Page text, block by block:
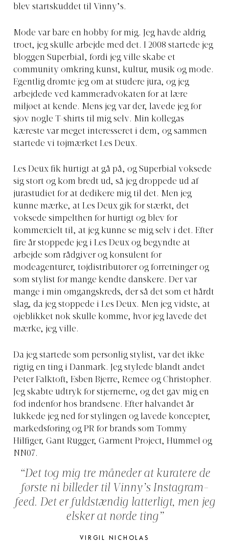
blev startskuddet til Vinny’s.
Mode var bare en hobby for mig. Jeg havde aldrig
troet, jeg skulle arbejde med det. I 2008 startede jeg
bloggen Superbial, fordi jeg ville skabe et
community omkring kunst, kultur, musik og mode.
Egentlig drømte jeg om at studere jura, og jeg
arbejdede ved kammeradvokaten for at lære
miljøet at kende. Mens jeg var der, lavede jeg for
sjov nogle T-shirts til mig selv. Min kollegas
kæreste var meget interesseret i dem, og sammen
startede vi tøjmærket Les Deux.
Les Deux fik hurtigt at gå på, og Superbial voksede
sig stort og kom bredt ud, så jeg droppede ud af
jurastudiet for at dedikere mig til det. Men jeg
kunne mærke, at Les Deux gik for stærkt, det
voksede simpelthen for hurtigt og blev for
kommercielt til, at jeg kunne se mig selv i det. Efter
fire år stoppede jeg i Les Deux og begyndte at
arbejde som rådgiver og konsulent for
modeagenturer, tøjdistributører og forretninger og
som stylist for mange kendte danskere. Der var
mange i min omgangskreds, der så det som et hårdt
slag, da jeg stoppede i Les Deux. Men jeg vidste, at
øjeblikket nok skulle komme, hvor jeg lavede det
mærke, jeg ville.
Da jeg startede som personlig stylist, var det ikke
rigtig en ting i Danmark. Jeg stylede blandt andet
Peter Falktoft, Esben Bjerre, Remee og Christopher.
Jeg skabte udtryk for stjernerne, og det gav mig en
fod indenfor hos brandsene. Efter halvandet år
lukkede jeg ned for stylingen og lavede koncepter,
markedsføring og PR for brands som Tommy
Hilfiger, Gant Rugger, Garment Project, Hummel og
NN07.
“Det tog mig tre måneder at kuratere de
første ni billeder til Vinny’s Instagram-
feed. Det er fuldstændig latterligt, men jeg
elsker at nørde ting”
VIRGIL NICHOLAS